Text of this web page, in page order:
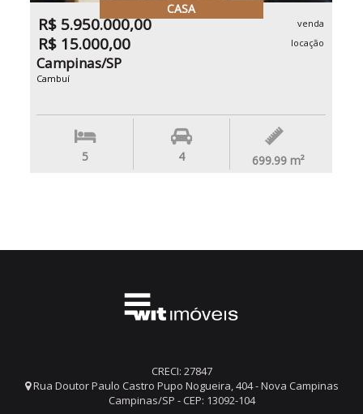
CASA
R$ 5.950.000,00 venda
R$ 15.000,00 locação
Campinas/SP
Cambuí
5 4 699.99 m²
CRECI: 27847
Rua Doutor Paulo Castro Pupo Nogueira, 404 - Nova Campinas
Campinas/SP - CEP: 13092-104